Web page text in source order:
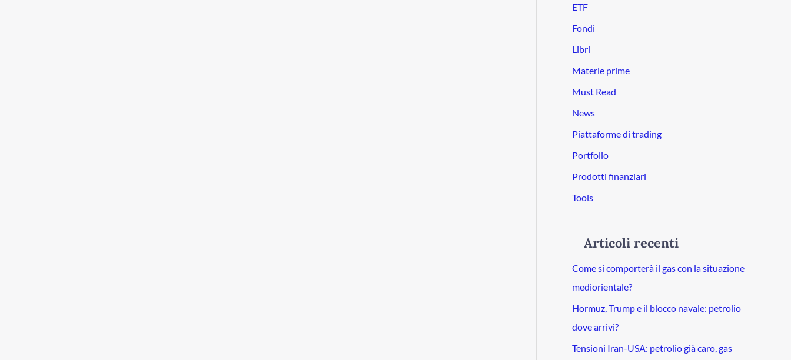
ETF
Fondi
Libri
Materie prime
Must Read
News
Piattaforme di trading
Portfolio
Prodotti finanziari
Tools
Articoli recenti
Come si comporterà il gas con la situazione
mediorientale?
Hormuz, Trump e il blocco navale: petrolio
dove arrivi?
Tensioni Iran-USA: petrolio già caro, gas